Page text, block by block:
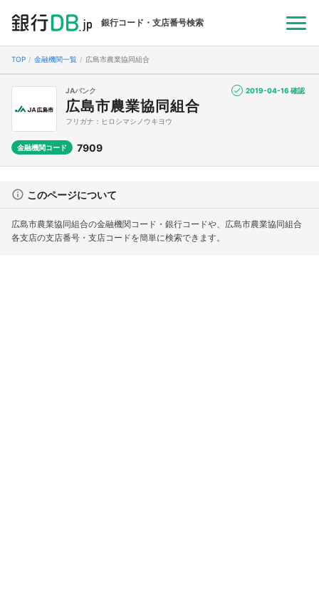
銀行コード・支店番号検索
TOP 金融機関一覧 広島市農業協同組合
JAバンク
広島市農業協同組合
フリガナ：ヒロシマシノウキヨウ
金融機関コード 7909
2019-04-16 確認
このページについて
広島市農業協同組合の金融機関コード・銀行コードや、広島市農業協同組合
各支店の支店番号・支店コードを簡単に検索できます。